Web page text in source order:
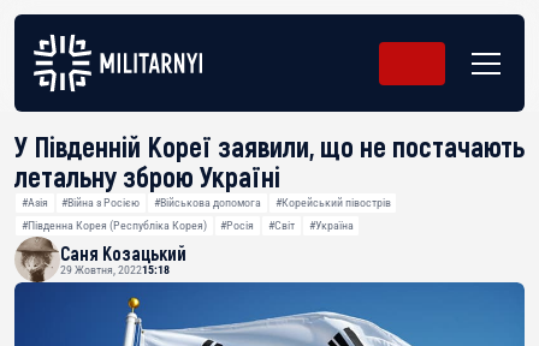
У Південній Кореї заявили, що не постачають
летальну зброю Україні
#Азія #Війна з Росією #Військова допомога
#Корейський півострів
#Південна Корея (Республіка Корея)
#Росія #Світ #Україна
Саня Козацький
29 Жовтня, 202215:18